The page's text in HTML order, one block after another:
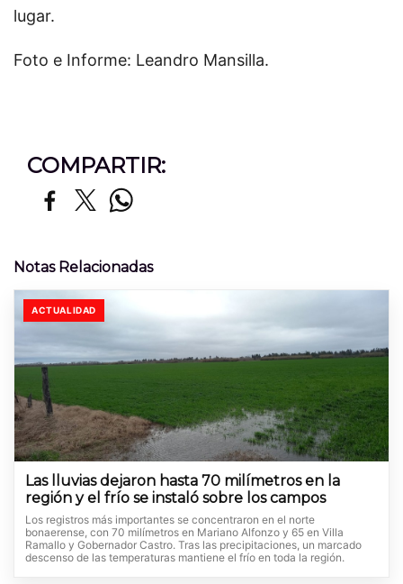
lugar.
Foto e Informe: Leandro Mansilla.
COMPARTIR:
Notas Relacionadas
ACTUALIDAD
Las lluvias dejaron hasta 70 milímetros en la
región y el frío se instaló sobre los campos
Los registros más importantes se concentraron en el norte
bonaerense, con 70 milímetros en Mariano Alfonzo y 65 en Villa
Ramallo y Gobernador Castro. Tras las precipitaciones, un marcado
descenso de las temperaturas mantiene el frío en toda la región.